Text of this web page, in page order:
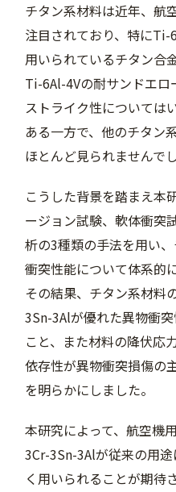
チタン系材料は近年、航
注目されており、特にTi-
用いられているチタン合金
Ti-6Al-4Vの耐サンドエロ
ストライク性については
ある一方で、他のチタン
ほとんど見られませんでし
こうした背景を踏まえ本
ージョン試験、軟体衝突
析の3種類の手法を用い
衝突性能について体系的
その結果、チタン系材料
3Sn-3Alが優れた異物衝
こと、また材料の降伏応
依存性が異物衝突損傷の
を明らかにしました。
本研究によって、航空機
3Cr-3Sn-3Alが従来の用
く用いられることが期待